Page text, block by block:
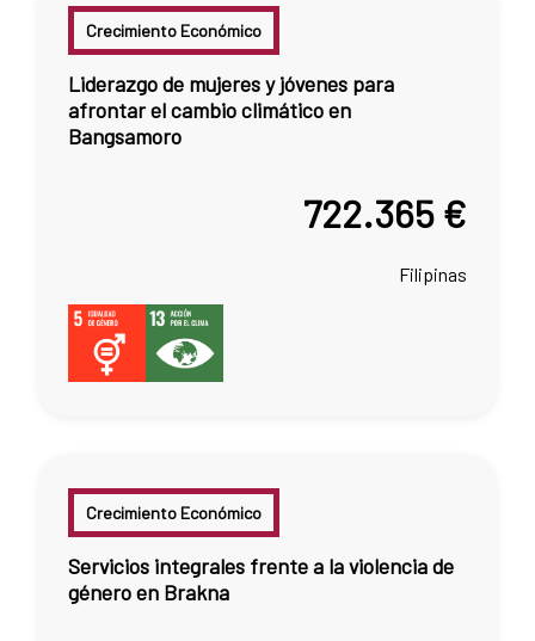
Crecimiento Económico
Liderazgo de mujeres y jóvenes para
afrontar el cambio climático en
Bangsamoro
722.365 €
Filipinas
Crecimiento Económico
Servicios integrales frente a la violencia de
género en Brakna